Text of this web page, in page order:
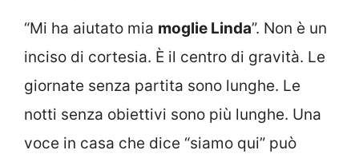
“Mi ha aiutato mia moglie Linda”. Non è un
inciso di cortesia. È il centro di gravità. Le
giornate senza partita sono lunghe. Le
notti senza obiettivi sono più lunghe. Una
voce in casa che dice “siamo qui” può